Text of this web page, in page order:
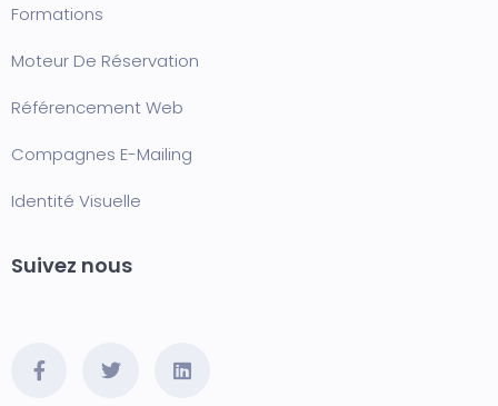
Formations
Moteur De Réservation
Référencement Web
Compagnes E-Mailing
Identité Visuelle
Suivez nous